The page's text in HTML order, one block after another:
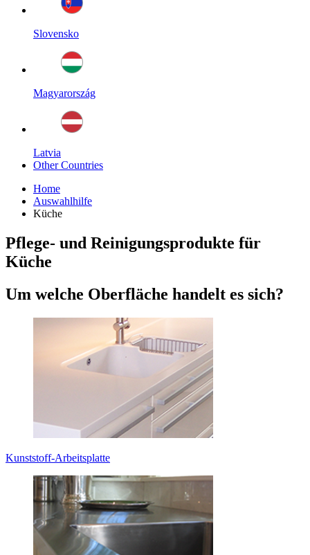
Slovensko
Magyarország
Latvia
Other Countries
Home
Auswahlhilfe
Küche
Pflege- und Reinigungsprodukte für
Küche
Um welche Oberfläche handelt es sich?
Kunststoff-Arbeitsplatte